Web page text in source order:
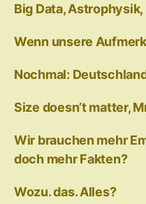
Big Data, Astrophysik,
Wenn unsere
Nochmal:
Size doesn’t matter,
Wir brauchen mehr
doch mehr Fakten?
Wozu. das. Alles?